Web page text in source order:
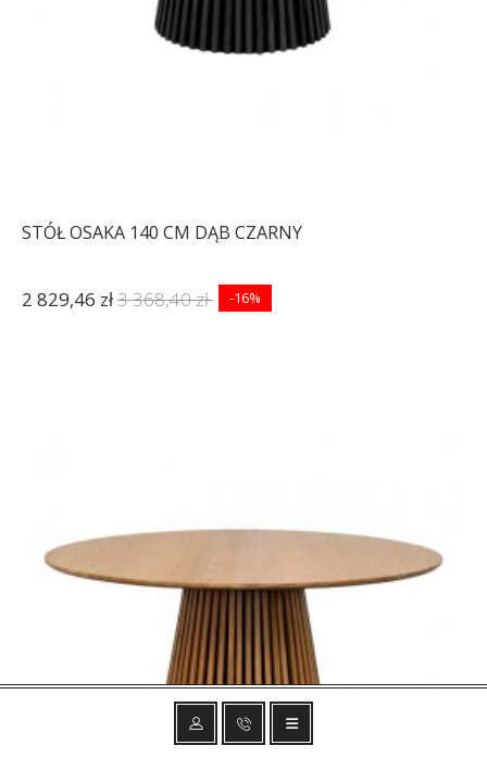
STÓŁ OSAKA 140 CM DĄB CZARNY
2 829,46 zł3 368,40 zł -16%